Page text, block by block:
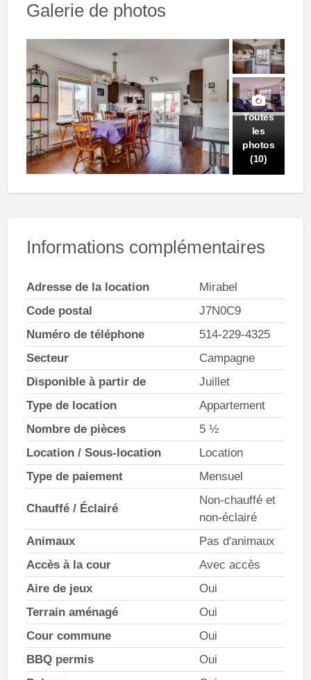
Galerie de photos
Toutes
les
photos
(10)
Informations complémentaires
Adresse de la location
Mirabel
Code postal
J7N0C9
Numéro de téléphone
514-229-4325
Secteur
Campagne
Disponible à partir de
Juillet
Type de location
Appartement
Nombre de pièces
5 ½
Location / Sous-location
Location
Type de paiement
Mensuel
Chauffé / Éclairé
Non-chauffé et
non-éclairé
Animaux
Pas d'animaux
Accès à la cour
Avec accès
Aire de jeux
Oui
Terrain aménagé
Oui
Cour commune
Oui
BBQ permis
Oui